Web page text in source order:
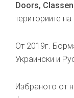
Doors,
териториите на
От 2019г.
Украински и
Избраното от